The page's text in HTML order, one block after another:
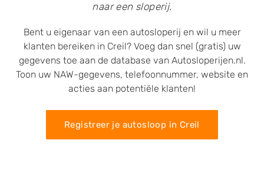
naar een sloperij.
Bent u eigenaar van een autosloperij en wil u meer
klanten bereiken in Creil? Voeg dan snel (gratis) uw
gegevens toe aan de database van Autosloperijen.nl.
Toon uw NAW-gegevens, telefoonnummer, website en
acties aan potentiële klanten!
Registreer je autosloop in Creil